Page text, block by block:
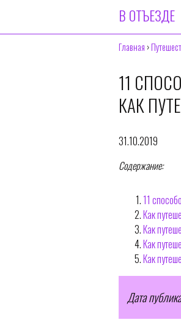
В ОТЪЕЗДЕ
Главная ›
11
КАК
31.10.2019
Содержание:
11
Как
Как
Как
Как
Дата